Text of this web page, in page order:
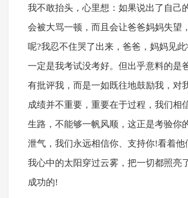
我不敢抬头，心里想：如果说出了自己
会被大骂一顿，而且会让爸爸妈妈失望
呢?我忍不住哭了出来，爸爸，妈妈见
一定是我考试没考好。但出乎意料的是
有批评我，而是一如既往地鼓励我，对
成绩并不重要，重要在于过程，我们相
生路，不能够一帆风顺，这正是考验你
泄气，我们永远相信你、支持你!看着他
我心中的太阳穿过云雾，把一切都照亮
成功的!